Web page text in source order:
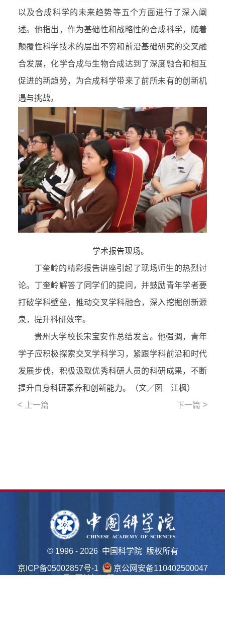
以及合成科学的未来趋势等五个方面进行了深入阐
述。他指出，作为基础性和战略性的合成科学，随着
颠覆性科学技术的层出不穷和前沿基础研究的交叉融
合发展，化学合成与生物合成达到了深度融合和相互
促进的新趋势，为合成科学带来了前所未有的创新机
遇与挑战。
学术报告现场。
丁奎岭的精彩报告讲座引起了现场师生的热烈讨
论。丁奎岭解答了同学们的提问，并鼓励青年学者要
打破学科壁垒，推动交叉学科融合，深入挖掘创新源
泉，提升科研效率。
贵州大学校长宋宝安作总结发言。他强调，青年
学子应积极探索交叉学科学习，紧跟学科前沿和时代
发展步伐，积极汲取优秀科研人员的科研成果，不断
提升自身科研素养和创新能力。（文／图 江枫）
< 上一篇 下一篇 >
© 1996 - 2026 中国科学院 版权所有
京ICP备05002857号-1
京公网安备110402500047